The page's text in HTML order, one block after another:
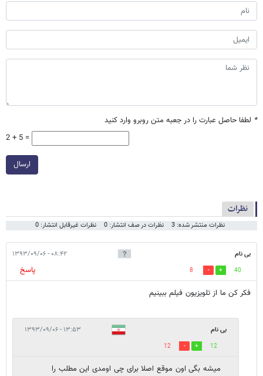
* لطفا حاصل عبارت را در جعبه متن روبرو وارد کنید
2 + 5 =
ارسال
نظرات
نظرات منتشر شده: 3 نظرات در صف انتشار: 0 نظرات غیرقابل انتشار: 0
بی نام ۰۸:۴۲ - ۱۳۹۳/۰۹/۰۶
40
8
پاسخ
فکر کن ما از تلویزیون فیلم ببینیم
بی نام ۱۳:۵۳ - ۱۳۹۳/۰۹/۰۶
12
12
میشه بگی اون موقع اصلا برای چی اومدی این مطلب را